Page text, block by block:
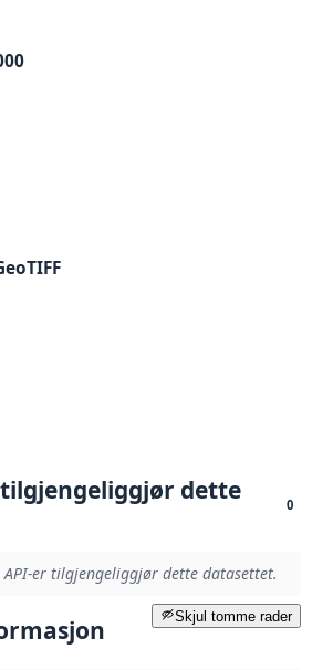
dette
0
er tilgjengeliggjør dette datasettet.
Skjul tomme rader